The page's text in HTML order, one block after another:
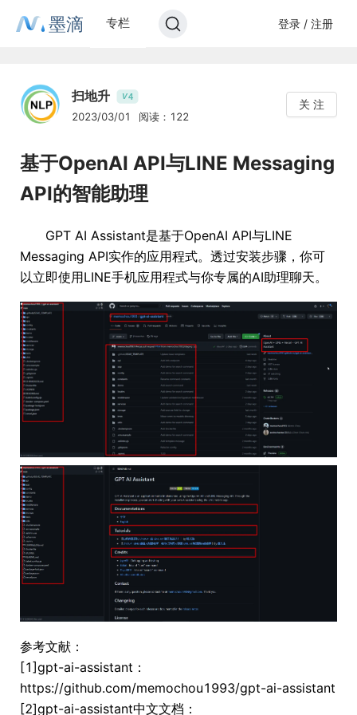
墨滴 专栏 登录 / 注册
扫地升 V4
2023/03/01 阅读：122
关 注
基于OpenAI API与LINE Messaging
API的智能助理
GPT AI Assistant是基于OpenAI API与LINE
Messaging API实作的应用程式。透过安装步骤，你可
以立即使用LINE手机应用程式与你专属的AI助理聊天。
参考文献：
[1]gpt-ai-assistant：
https://github.com/memochou1993/gpt-ai-assistant
[2]gpt-ai-assistant中文文档：